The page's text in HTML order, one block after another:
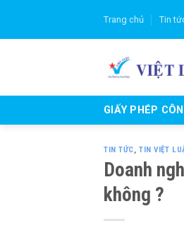
content
Trang chủ Tin
GIẤY PHÉP
TIN TỨC,TIN VIỆT
Doanh
không ?